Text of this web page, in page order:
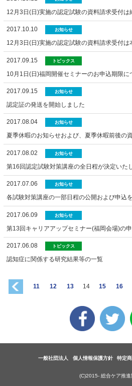
12月3日(日)実施の認定試験の資料請求受付は
2017.10.10 お知らせ
12月3日(日)実施の認定試験の資料請求受付
2017.09.15 トピックス
10月1日(日)福岡開催セミナーのお申込期限に
2017.09.15 お知らせ
認定証の発送を開始しました
2017.08.04 お知らせ
夏季休暇のお知らせおよび、夏季休暇前後の
2017.08.02 お知らせ
第16回認定試験対策講座の全日程が決定いた
2017.07.06 お知らせ
各試験対策講座の一部日程の公開および申込
2017.06.09 お知らせ
第13回キャリアアップセミナー(福岡会場)の
2017.06.08 トピックス
認知症に関係する研究結果等の一覧
11 12 13 14 15 16
一般社団法人 個人情報保護方針 特定
(C)2015- 総合ケア推進